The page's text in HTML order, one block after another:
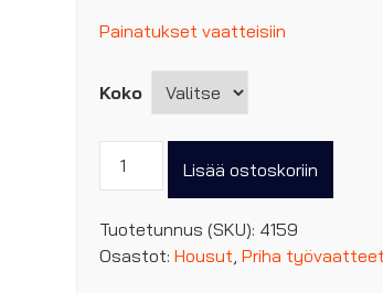
Painatukset vaatteisiin
Koko
määrä
Lisää ostoskoriin
Tuotetunnus (SKU): 4159
Osastot: Housut Priha työvaatteet